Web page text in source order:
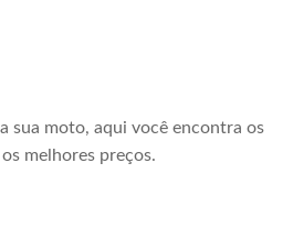
sua moto, aqui você encontra os
melhores preços.